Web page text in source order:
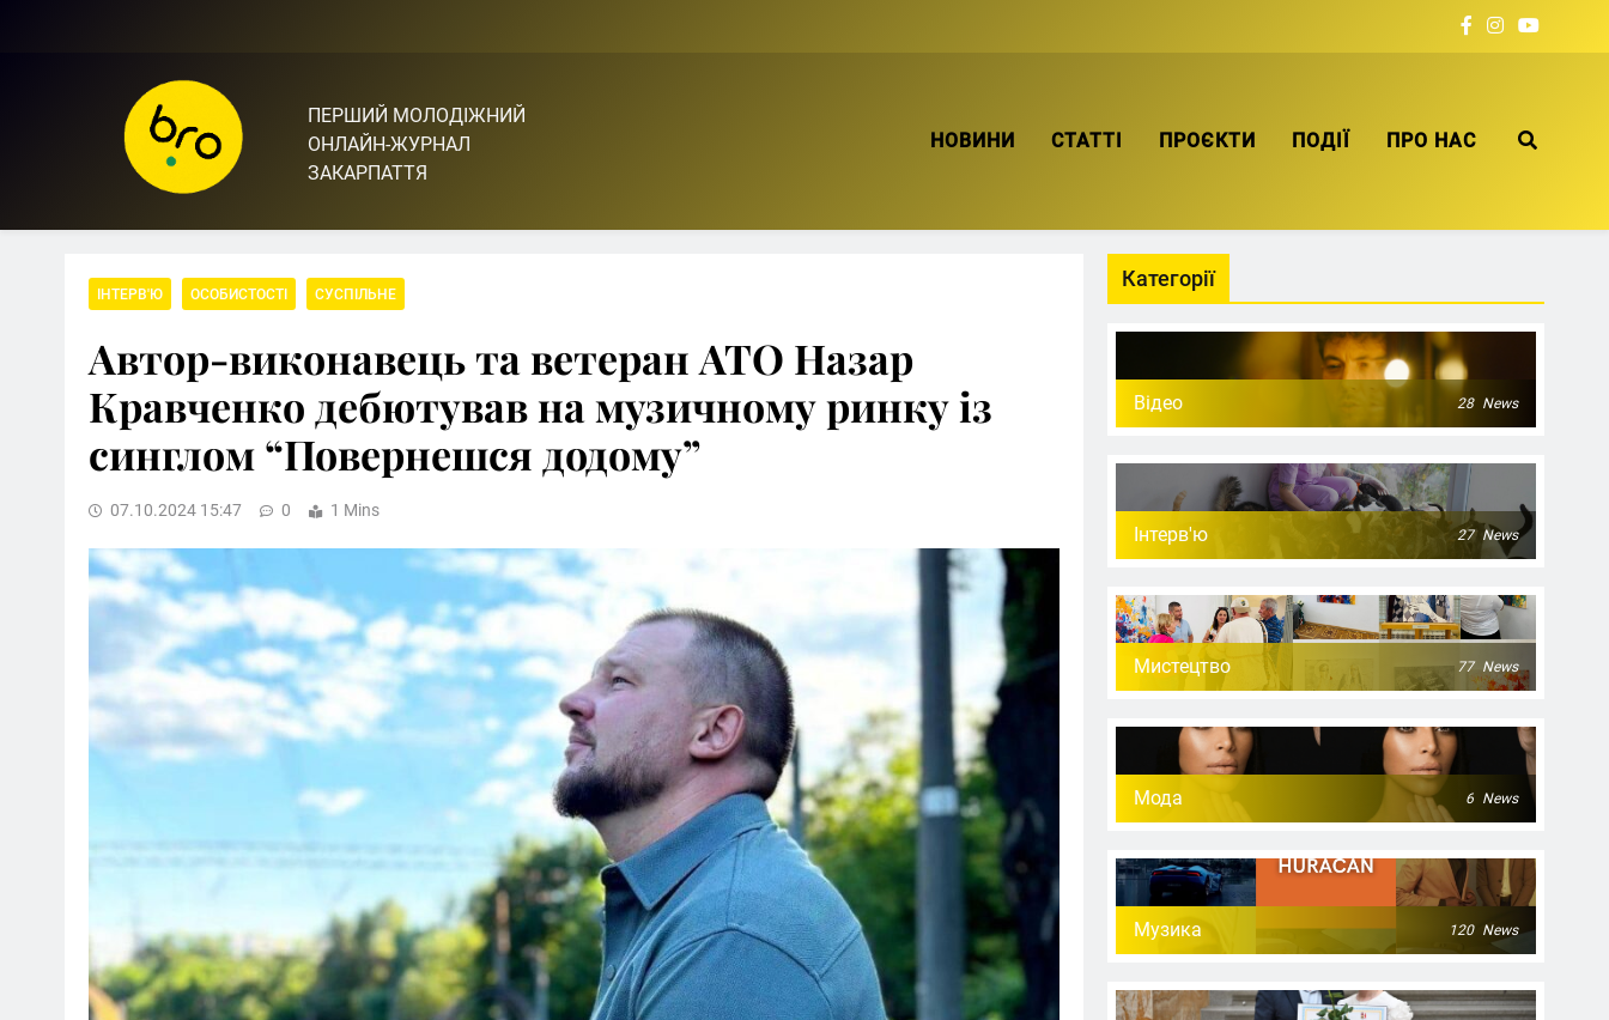
Bro.org.ua | BRO – ЦЕ ТВІЙ БРО
ПЕРШИЙ МОЛОДІЖНИЙ
ОНЛАЙН-ЖУРНАЛ
ЗАКАРПАТТЯ
НОВИНИ СТАТТІ ПРОЄКТИ ПОДІЇ ПРО НАС
ІНТЕРВ'Ю ОСОБИСТОСТІ СУСПІЛЬНЕ
Автор-виконавець та ветеран АТО Назар
Кравченко дебютував на музичному ринку із
синглом “Повернешся додому”
07.10.2024 15:47 0 1 Mins
Категорії
Відео 28 News
Інтерв'ю 27 News
Мистецтво 77 News
Мода 6 News
Музика 120 News